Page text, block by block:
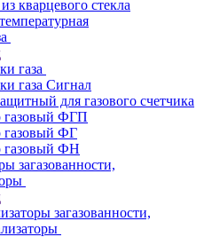
кварцевого стекла
газа
газа Сигнал
для газового счетчика
газовый ФГП
газовый ФГ
газовый ФН
загазованности,
загазованности,